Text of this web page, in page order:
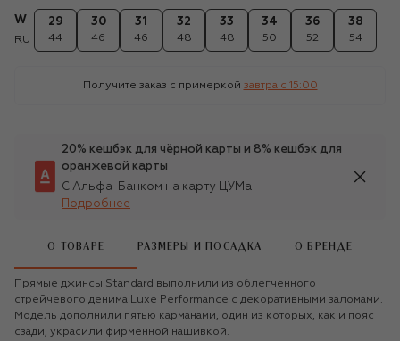
W
RU
29
44
30
46
31
46
32
48
33
48
34
50
36
52
38
54
Получите заказ с примеркой завтра c 15:00
20% кешбэк для чёрной карты и 8% кешбэк для
оранжевой карты
С Альфа-Банком на карту ЦУМа
Подробнее
О ТОВАРЕ РАЗМЕРЫ И ПОСАДКА О БРЕНДЕ
Прямые джинсы Standard выполнили из облегченного
стрейчевого денима Luxe Performance с декоративными заломами.
Модель дополнили пятью карманами, один из которых, как и пояс
сзади, украсили фирменной нашивкой.